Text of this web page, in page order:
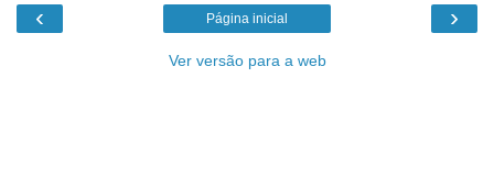
‹ ›
Página inicial
Ver versão para a web